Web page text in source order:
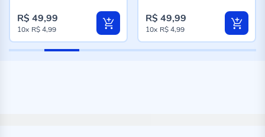
R$ 49,99
10x R$ 4,99
R$ 49,99
10x R$ 4,99